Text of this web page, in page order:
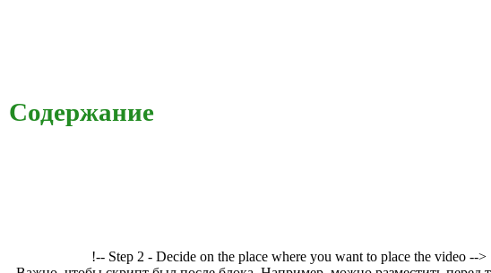
Содержание
!-- Step 2 - Decide on the place where you want to place the video -->